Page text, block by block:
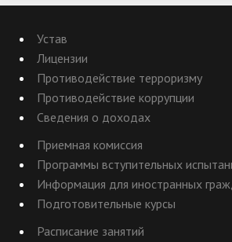
Устав
Лицензии
Противодействие терроризму
Противодействие коррупции
Сведения о доходах
Приемная комиссия
Программы вступительных
Информация для иностранных
Подготовительные курсы
Расписание занятий